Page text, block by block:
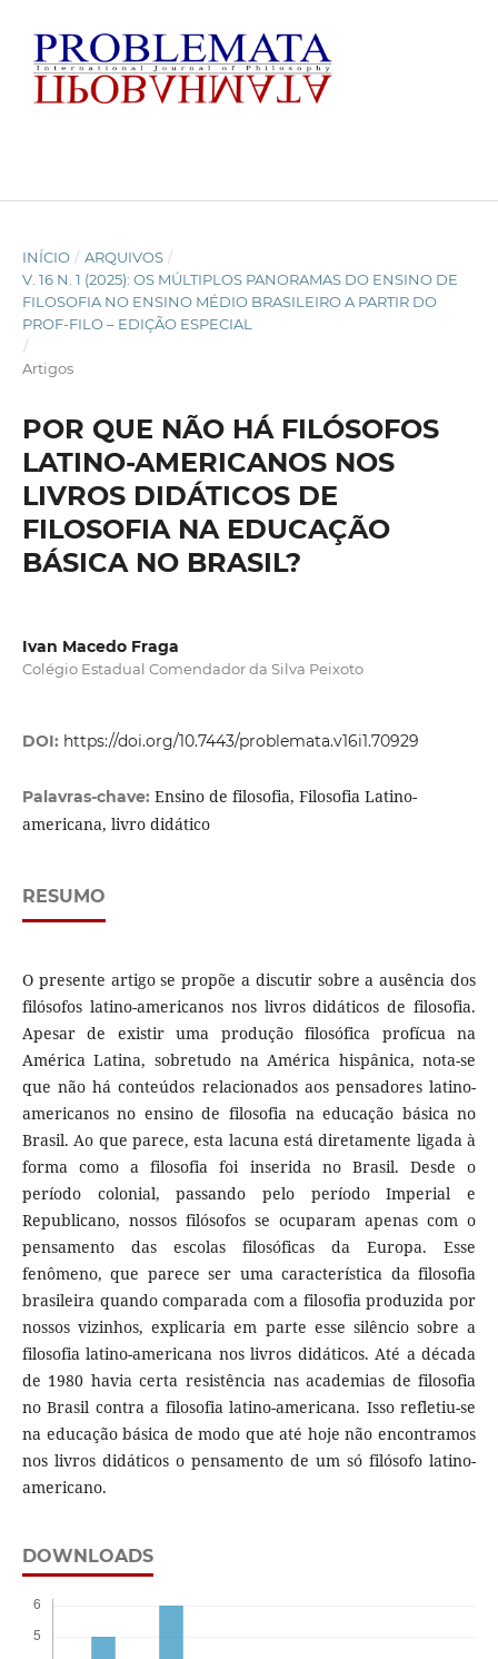
INÍCIO / ARQUIVOS /
V. 16 N. 1 (2025): OS MÚLTIPLOS PANORAMAS DO ENSINO DE
FILOSOFIA NO ENSINO MÉDIO BRASILEIRO A PARTIR DO
PROF-FILO – EDIÇÃO ESPECIAL
/
Artigos
POR QUE NÃO HÁ FILÓSOFOS
LATINO-AMERICANOS NOS
LIVROS DIDÁTICOS DE
FILOSOFIA NA EDUCAÇÃO
BÁSICA NO BRASIL?
Ivan Macedo Fraga
Colégio Estadual Comendador da Silva Peixoto
DOI: https://doi.org/10.7443/problemata.v16i1.70929
Palavras-chave: Ensino de filosofia, Filosofia Latino-
americana, livro didático
RESUMO
O presente artigo se propõe a discutir sobre a ausência dos
filósofos latino-americanos nos livros didáticos de filosofia.
Apesar de existir uma produção filosófica profícua na
América Latina, sobretudo na América hispânica, nota-se
que não há conteúdos relacionados aos pensadores latino-
americanos no ensino de filosofia na educação básica no
Brasil. Ao que parece, esta lacuna está diretamente ligada à
forma como a filosofia foi inserida no Brasil. Desde o
período colonial, passando pelo período Imperial e
Republicano, nossos filósofos se ocuparam apenas com o
pensamento das escolas filosóficas da Europa. Esse
fenômeno, que parece ser uma característica da filosofia
brasileira quando comparada com a filosofia produzida por
nossos vizinhos, explicaria em parte esse silêncio sobre a
filosofia latino-americana nos livros didáticos. Até a década
de 1980 havia certa resistência nas academias de filosofia
no Brasil contra a filosofia latino-americana. Isso refletiu-se
na educação básica de modo que até hoje não encontramos
nos livros didáticos o pensamento de um só filósofo latino-
americano.
DOWNLOADS